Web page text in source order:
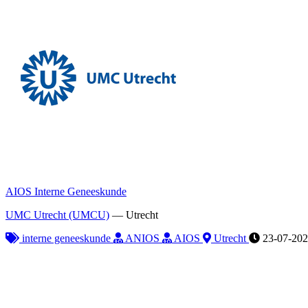
AIOS Interne Geneeskunde
UMC Utrecht (UMCU) — Utrecht
interne geneeskunde
ANIOS AIOS Utrecht 23-07-